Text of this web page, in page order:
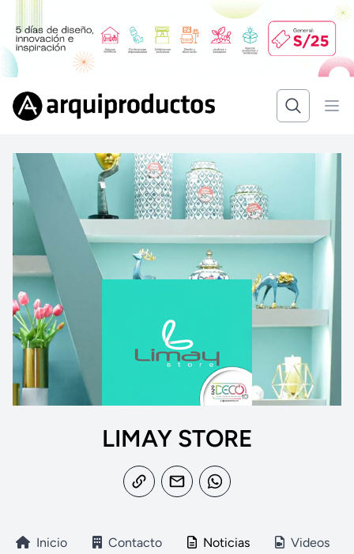
LIMAY STORE
Inicio Contacto Noticias Videos